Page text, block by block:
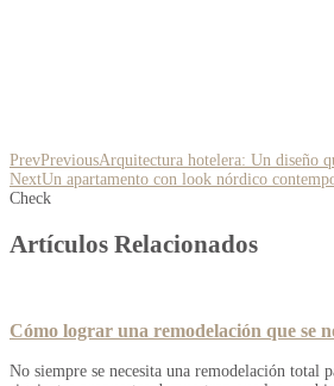
PrevPreviousArquitectura hotelera: Un diseño
NextUn apartamento con look nórdico
Check
Artículos Relacionados
Cómo lograr una remodelación que se
No siempre se necesita una remodelación total